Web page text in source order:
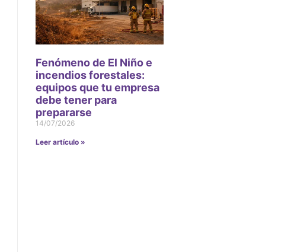
Fenómeno de El Niño e
incendios forestales:
equipos que tu empresa
debe tener para
prepararse
14/07/2026
Leer artículo »